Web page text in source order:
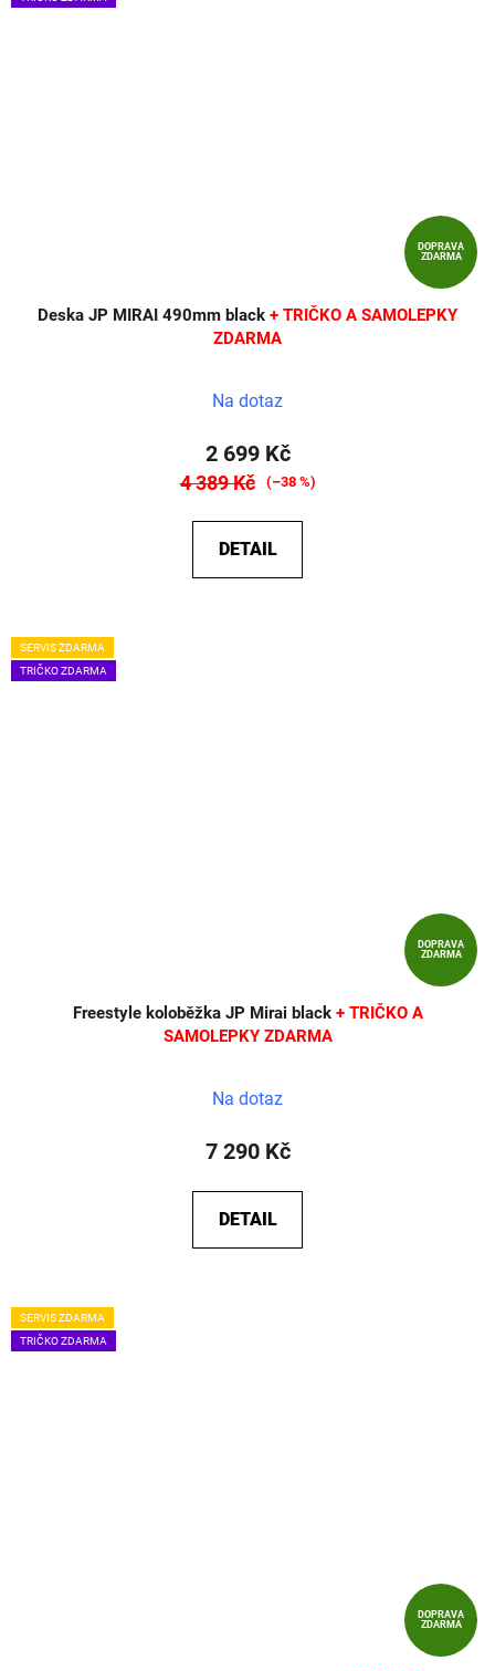
DOPRAVA
ZDARMA
Deska JP MIRAI 490mm black + TRIČKO A SAMOLEPKY
ZDARMA
Na dotaz
2 699 Kč
4 389 Kč (–38 %)
DETAIL
SERVIS ZDARMA
TRIČKO ZDARMA
DOPRAVA
ZDARMA
Freestyle koloběžka JP Mirai black + TRIČKO A
SAMOLEPKY ZDARMA
Na dotaz
7 290 Kč
DETAIL
SERVIS ZDARMA
TRIČKO ZDARMA
DOPRAVA
ZDARMA